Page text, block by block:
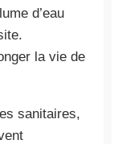
d’eau
la vie de
sanitaires,